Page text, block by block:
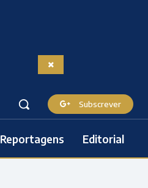
Subscrever
Reportagens Editorial